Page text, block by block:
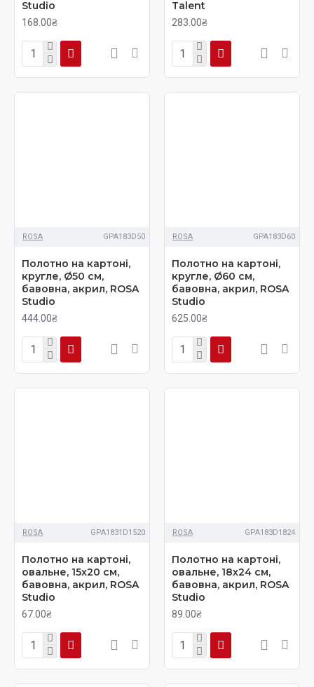
Studio
168.00₴
Talent
283.00₴
ROSA GPA183D50
Полотно на картоні,
кругле, Ø50 см,
бавовна, акрил, ROSA
Studio
444.00₴
ROSA GPA183D60
Полотно на картоні,
кругле, Ø60 см,
бавовна, акрил, ROSA
Studio
625.00₴
ROSA GPA1831D1520
Полотно на картоні,
овальне, 15х20 см,
бавовна, акрил, ROSA
Studio
67.00₴
ROSA GPA183D1824
Полотно на картоні,
овальне, 18х24 см,
бавовна, акрил, ROSA
Studio
89.00₴